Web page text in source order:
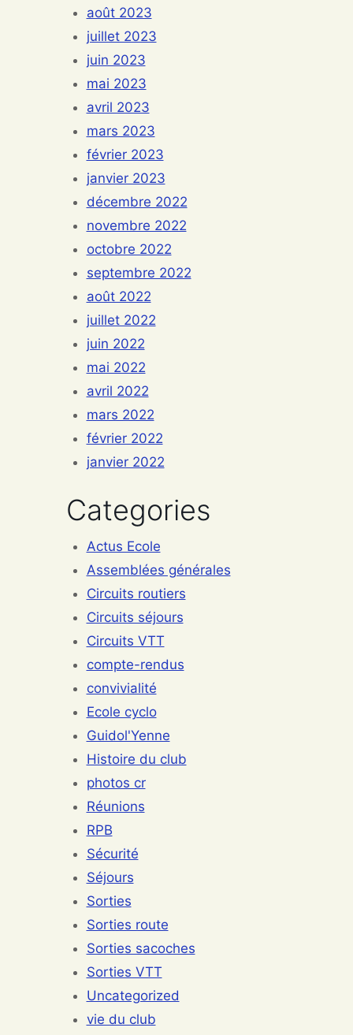
août 2023
juillet 2023
juin 2023
mai 2023
avril 2023
mars 2023
février 2023
janvier 2023
décembre 2022
novembre 2022
octobre 2022
septembre 2022
août 2022
juillet 2022
juin 2022
mai 2022
avril 2022
mars 2022
février 2022
janvier 2022
Categories
Actus Ecole
Assemblées générales
Circuits routiers
Circuits séjours
Circuits VTT
compte-rendus
convivialité
Ecole cyclo
Guidol'Yenne
Histoire du club
photos cr
Réunions
RPB
Sécurité
Séjours
Sorties
Sorties route
Sorties sacoches
Sorties VTT
Uncategorized
vie du club